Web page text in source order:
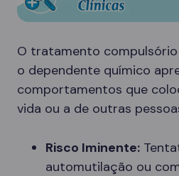
O tratamento
o dependente químico
comportamentos que
vida ou a de outras
Risco Iminente:
automutilação ou